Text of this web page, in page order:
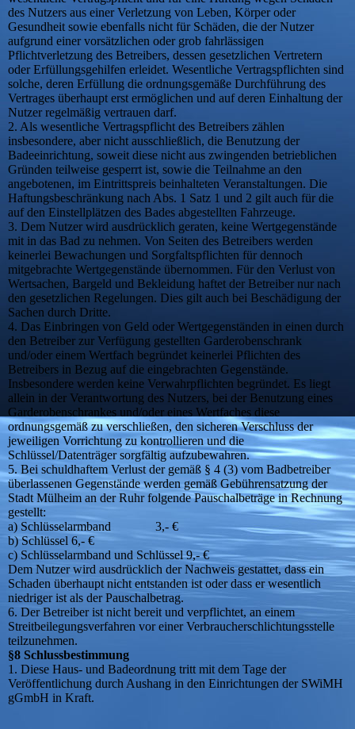
des Nutzers aus einer Verletzung von Leben, Körper oder
Gesundheit sowie ebenfalls nicht für Schäden, die der Nutzer
aufgrund einer vorsätzlichen oder grob fahrlässigen
Pflichtverletzung des Betreibers, dessen gesetzlichen Vertretern
oder Erfüllungsgehilfen erleidet. Wesentliche Vertragspflichten sind
solche, deren Erfüllung die ordnungsgemäße Durchführung des
Vertrages überhaupt erst ermöglichen und auf deren Einhaltung der
Nutzer regelmäßig vertrauen darf.
2. Als wesentliche Vertragspflicht des Betreibers zählen
insbesondere, aber nicht ausschließlich, die Benutzung der
Badeeinrichtung, soweit diese nicht aus zwingenden betrieblichen
Gründen teilweise gesperrt ist, sowie die Teilnahme an den
angebotenen, im Eintrittspreis beinhalteten Veranstaltungen. Die
Haftungsbeschränkung nach Abs. 1 Satz 1 und 2 gilt auch für die
auf den Einstellplätzen des Bades abgestellten Fahrzeuge.
3. Dem Nutzer wird ausdrücklich geraten, keine Wertgegenstände
mit in das Bad zu nehmen. Von Seiten des Betreibers werden
keinerlei Bewachungen und Sorgfaltspflichten für dennoch
mitgebrachte Wertgegenstände übernommen. Für den Verlust von
Wertsachen, Bargeld und Bekleidung haftet der Betreiber nur nach
den gesetzlichen Regelungen. Dies gilt auch bei Beschädigung der
Sachen durch Dritte.
4. Das Einbringen von Geld oder Wertgegenständen in einen durch
den Betreiber zur Verfügung gestellten Garderobenschrank
und/oder einem Wertfach begründet keinerlei Pflichten des
Betreibers in Bezug auf die eingebrachten Gegenstände.
Insbesondere werden keine Verwahrpflichten begründet. Es liegt
allein in der Verantwortung des Nutzers, bei der Benutzung eines
Garderobenschrankes und/oder eines Wertfaches diese
ordnungsgemäß zu verschließen, den sicheren Verschluss der
jeweiligen Vorrichtung zu kontrollieren und die
Schlüssel/Datenträger sorgfältig aufzubewahren.
5. Bei schuldhaftem Verlust der gemäß § 4 (3) vom Badbetreiber
überlassenen Gegenstände werden gemäß Gebührensatzung der
Stadt Mülheim an der Ruhr folgende Pauschalbeträge in Rechnung
gestellt:
a) Schlüsselarmband 3,- €
b) Schlüssel 6,- €
c) Schlüsselarmband und Schlüssel 9,- €
Dem Nutzer wird ausdrücklich der Nachweis gestattet, dass ein
Schaden überhaupt nicht entstanden ist oder dass er wesentlich
niedriger ist als der Pauschalbetrag.
6. Der Betreiber ist nicht bereit und verpflichtet, an einem
Streitbeilegungsverfahren vor einer Verbraucherschlichtungsstelle
teilzunehmen.
§8 Schlussbestimmung
1. Diese Haus- und Badeordnung tritt mit dem Tage der
Veröffentlichung durch Aushang in den Einrichtungen der SWiMH
gGmbH in Kraft.